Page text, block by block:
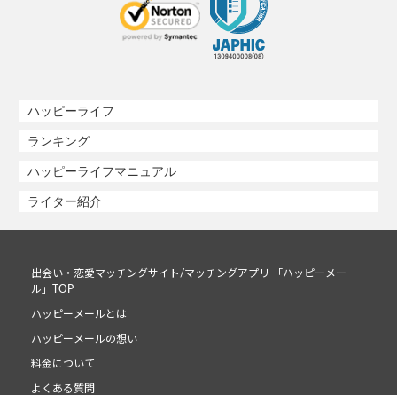
ハッピーライフ
ランキング
ハッピーライフマニュアル
ライター紹介
出会い・恋愛マッチングサイト/マッチングアプリ 「ハッピーメー
ル」TOP
ハッピーメールとは
ハッピーメールの想い
料金について
よくある質問